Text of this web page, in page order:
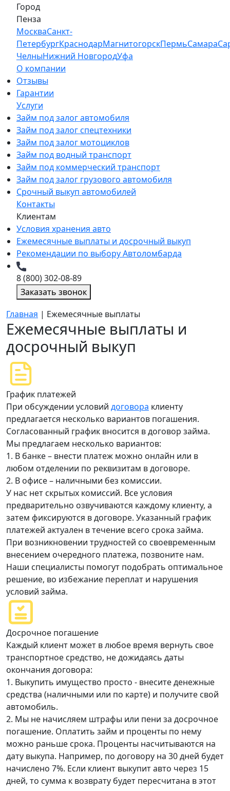
Город
Пенза
МоскваСанкт-
ПетербургКраснодарМагнитогорскПермьСамара
ЧелныНижний НовгородУфа
О компании
Отзывы
Гарантии
Услуги
Займ под залог автомобиля
Займ под залог спецтехники
Займ под залог мотоциклов
Займ под водный транспорт
Займ под коммерческий транспорт
Займ под залог грузового автомобиля
Срочный выкуп автомобилей
Контакты
Клиентам
Условия хранения авто
Ежемесячные выплаты и досрочный выкуп
Рекомендации по выбору Автоломбарда
8 (800) 302-08-89
Заказать звонок
Главная | Ежемесячные выплаты
Ежемесячные выплаты и
досрочный выкуп
График платежей
При обсуждении условий договора клиенту
предлагается несколько вариантов погашения.
Согласованный график вносится в договор займа.
Мы предлагаем несколько вариантов:
1. В банке – внести платеж можно онлайн или в
любом отделении по реквизитам в договоре.
2. В офисе – наличными без комиссии.
У нас нет скрытых комиссий. Все условия
предварительно озвучиваются каждому клиенту, а
затем фиксируются в договоре. Указанный график
платежей актуален в течение всего срока займа.
При возникновении трудностей со своевременным
внесением очередного платежа, позвоните нам.
Наши специалисты помогут подобрать оптимальное
решение, во избежание переплат и нарушения
условий займа.
Досрочное погашение
Каждый клиент может в любое время вернуть свое
транспортное средство, не дожидаясь даты
окончания договора:
1. Выкупить имущество просто - внесите денежные
средства (наличными или по карте) и получите свой
автомобиль.
2. Мы не начисляем штрафы или пени за досрочное
погашение. Оплатить займ и проценты по нему
можно раньше срока. Проценты насчитываются на
дату выкупа. Например, по договору на 30 дней будет
начислено 7%. Если клиент выкупит авто через 15
дней, то сумма к возврату будет пересчитана в этот